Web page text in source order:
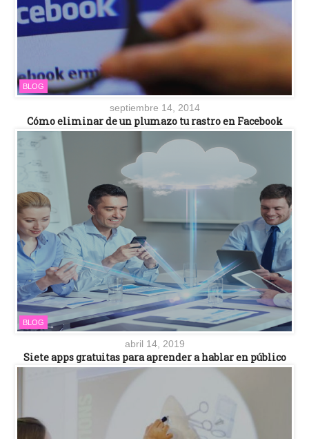
BLOG
septiembre 14, 2014
Cómo eliminar de un plumazo tu rastro en Facebook
BLOG
abril 14, 2019
Siete apps gratuitas para aprender a hablar en público